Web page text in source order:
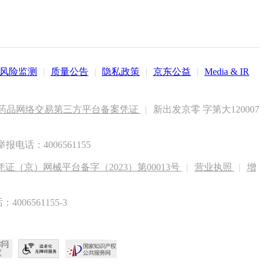
风险监测 | 质量公告 | 隐私政策 | 京东公益 | Media & IR
品网络交易第三方平台备案凭证 |
新出发京零 字第大120007
报电话：4006561155
证（京）网械平台备字（2023）第00013号 | 营业执照 |
增
4006561155-3